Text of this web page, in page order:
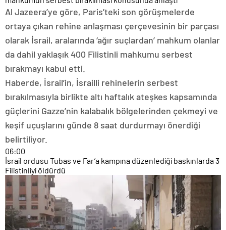
Al Jazeera’ye göre, Paris’teki son görüşmelerde
ortaya çıkan rehine anlaşması çerçevesinin bir parçası
olarak İsrail, aralarında ‘ağır suçlardan’ mahkum olanlar
da dahil yaklaşık 400 Filistinli mahkumu serbest
bırakmayı kabul etti.
Haberde, İsrail’in, İsrailli rehinelerin serbest
bırakılmasıyla birlikte altı haftalık ateşkes kapsamında
güçlerini Gazze’nin kalabalık bölgelerinden çekmeyi ve
keşif uçuşlarını günde 8 saat durdurmayı önerdiği
belirtiliyor.
06:00
İsrail ordusu Tubas ve Far’a kampına düzenlediği baskınlarda 3
Filistinliyi öldürdü